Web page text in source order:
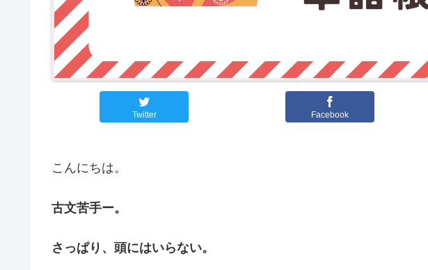
Twitter Facebook
こんにちは。
古文苦手ー。
さっぱり、頭にはいらない。